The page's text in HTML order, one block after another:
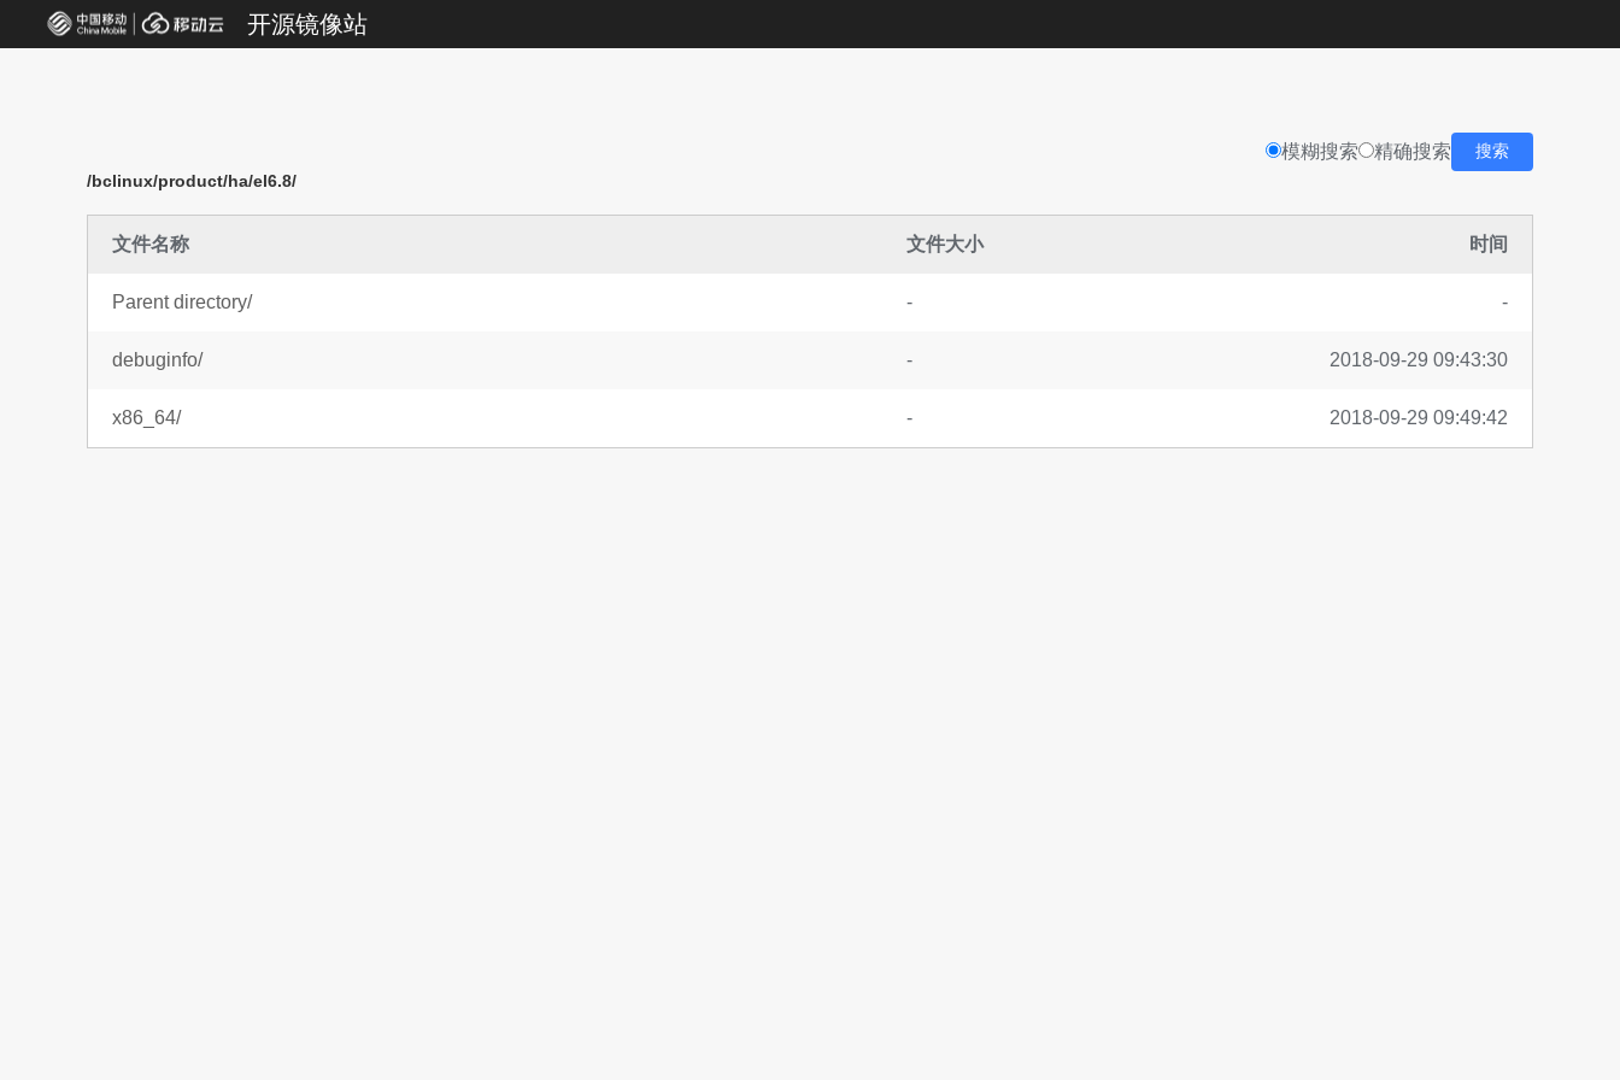
开源镜像站
模糊搜索 精确搜索
搜索
/bclinux/product/ha/el6.8/
文件名称 文件大小 时间
Parent directory/ - -
debuginfo/ - 2018-09-29 09:43:30
x86_64/ - 2018-09-29 09:49:42